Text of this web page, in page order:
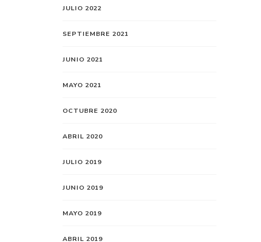
JULIO 2022
SEPTIEMBRE 2021
JUNIO 2021
MAYO 2021
OCTUBRE 2020
ABRIL 2020
JULIO 2019
JUNIO 2019
MAYO 2019
ABRIL 2019